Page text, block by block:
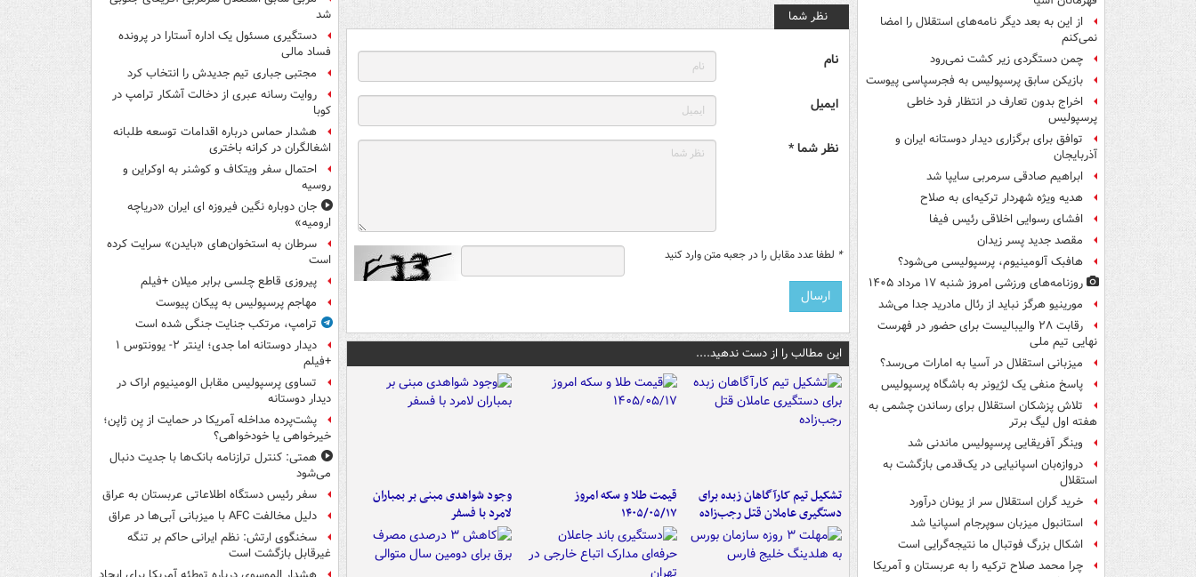
از این به بعد دیگر نامه‌های استقلال را امضا
نمی‌کنم
چمن دستگردی زیر کشت نمی‌رود
بازیکن سابق پرسپولیس به فجرسپاسی پیوست
اخراج بدون تعارف در انتظار فرد خاطی
پرسپولیس
توافق برای برگزاری دیدار دوستانه ایران و
آذربایجان
ابراهیم صادقی سرمربی سایپا شد
هدیه ویژه شهردار ترکیه‌ای به صلاح
افشای رسوایی اخلاقی رئیس فیفا
مقصد جدید پسر زیدان
هافبک آلومینیوم، پرسپولیسی می‌شود؟
روزنامه‌های ورزشی امروز ‌شنبه ۱۷ مرداد ۱۴۰۵
مورینیو هرگز نباید از رئال مادرید جدا می‌شد
رقابت ۲۸ والیبالیست برای حضور در فهرست
نهایی تیم ملی
میزبانی استقلال در آسیا به امارات می‌رسد؟
پاسخ منفی یک لژیونر به باشگاه پرسپولیس
تلاش پزشکان استقلال برای رساندن چشمی به
هفته اول لیگ برتر
وینگر آفریقایی پرسپولیس ماندنی شد
دروازه‌بان اسپانیایی در یک‌قدمی بازگشت به
استقلال
خرید گران استقلال سر از یونان درآورد
استانبول میزبان سوپرجام اسپانیا شد
اشکال بزرگ فوتبال ما نتیجه‌گرایی است
چرا محمد صلاح ترکیه را به عربستان و آمریکا
نظر شما
نام
ایمیل
نظر شما *
* لطفا عدد مقابل را در جعبه متن وارد کنید
این مطالب را از دست ندهید....
تشکیل تیم کارآگاهان زبده برای
دستگیری عاملان قتل رجب‌زاده
قیمت طلا و سکه امروز
۱۴۰۵/۰۵/۱۷
وجود شواهدی مبنی بر بمباران
لامرد با فسفر
شد
دستگیری مسئول یک اداره آستارا در پرونده
فساد مالی
مجتبی جباری تیم جدیدش را انتخاب کرد
روایت رسانه عبری از دخالت آشکار ترامپ در
کوبا
هشدار حماس درباره اقدامات توسعه طلبانه
اشغالگران در کرانه باختری
احتمال سفر ویتکاف و کوشنر به اوکراین و
روسیه
جان دوباره نگین فیروزه ای ایران «دریاچه
ارومیه»
سرطان به استخوان‌های «بایدن» سرایت کرده
است
پیروزی قاطع چلسی برابر میلان +فیلم
مهاجم پرسپولیس به پیکان پیوست
ترامپ، مرتکب جنایت جنگی شده است
دیدار دوستانه اما جدی؛ اینتر ۲- یوونتوس ۱
+فیلم
تساوی پرسپولیس مقابل الومینیوم اراک در
دیدار دوستانه
پشت‌پرده مداخله آمریکا در حمایت از یِن ژاپن؛
خیرخواهی یا خودخواهی؟
همتی: کنترل ترازنامه بانک‌ها با جدیت دنبال
می‌شود
سفر رئیس دستگاه اطلاعاتی عربستان به عراق
دلیل مخالفت AFC با میزبانی آبی‌ها در عراق
سخنگوی ارتش: نظم ایرانی حاکم بر تنگه
غیرقابل بازگشت است